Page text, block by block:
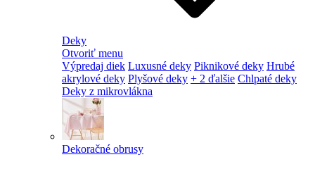
Deky
Otvoriť menu
Výpredaj diek Luxusné deky Piknikové deky Hrubé
akrylové deky Plyšové deky + 2 ďalšie Chlpaté deky
Deky z mikrovlákna
Dekoračné obrusy